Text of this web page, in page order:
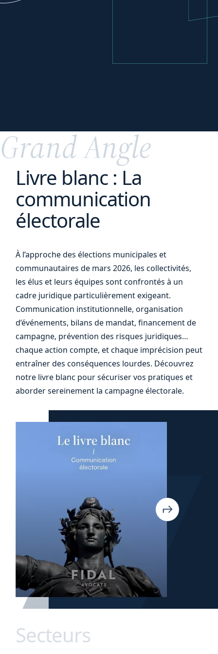
votre
Grand Angle
Livre blanc : La
communication
électorale
À l’approche des élections municipales et
communautaires de mars 2026, les collectivités,
les élus et leurs équipes sont confrontés à un
cadre juridique particulièrement exigeant.
Communication institutionnelle, organisation
d’événements, bilans de mandat, financement de
campagne, prévention des risques juridiques…
chaque action compte, et chaque imprécision peut
entraîner des conséquences lourdes. Découvrez
notre livre blanc pour sécuriser vos pratiques et
aborder sereinement la campagne électorale.
Secteurs